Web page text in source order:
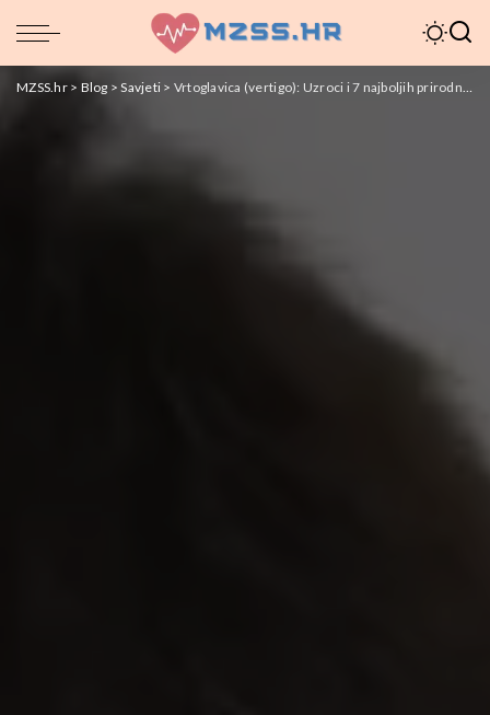
MZSS.hr> Blog >Savjeti > Vrtoglavica (vertigo): Uzroci i 7 najboljih prirodnih rješenja